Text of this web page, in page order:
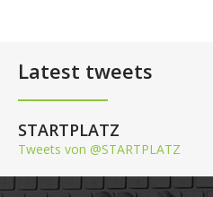
Latest tweets
STARTPLATZ
Tweets von @STARTPLATZ